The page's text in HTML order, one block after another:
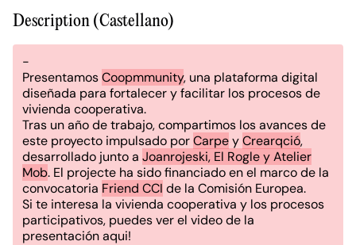
Description (Castellano)
-
PresentamosCoopmmunity, una plataforma digital
diseñada para fortalecer y facilitar los procesos de
vivienda cooperativa.
Tras un año de trabajo, compartimos los avances de
este proyecto impulsado porCarpeyCrearqció,
desarrollado junto a Joanrojeski, El Rogle y Atelier
Mob. El projecte ha sido financiado en el marco de la
convocatoria Friend CCI de la Comisión Europea.
Si te interesa la vivienda cooperativa y los procesos
participativos, puedes ver el video de la
presentación aqui!